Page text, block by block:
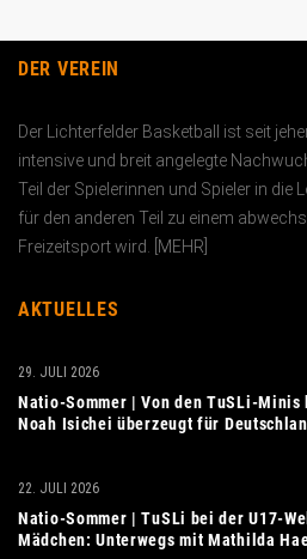
DER VEREIN
Der Lichterfelder Basketball ist seit
intensive und breit angelegte
Teil der Spielerinnen und Spieler in die
für den anderen Teil zu einem
Freizeitsport wird. [
MEHR
AKTUELLES
Natio-Sommer | Von den TuSLi-
Noah Isichei überzeugt für
29. JULI 2026
Natio-Sommer | TuSLi bei der U17-
Mädchen: Unterwegs mit Mathilda
22. JULI 2026